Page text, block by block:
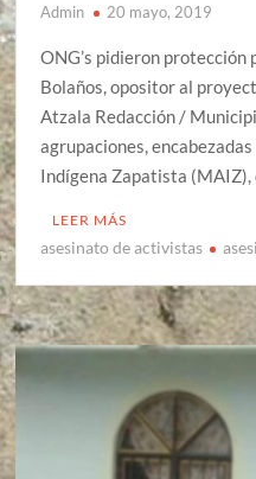
Admin 20 mayo, 2019
ONG’s pidieron protección
Bolaños, opositor al
Atzala Redacción /
agrupaciones,
Indígena Zapatista
LEER MÁS
asesinato de activistas